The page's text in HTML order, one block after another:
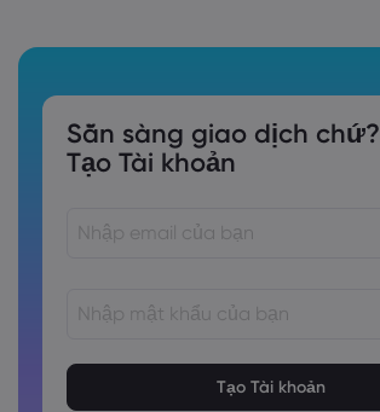
Sẵn sàng giao dịch chứ?
Tạo Tài khoản